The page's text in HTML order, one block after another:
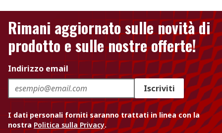
Rimani aggiornato sulle novità di
prodotto e sulle nostre offerte!
Indirizzo email
Iscriviti
I dati personali forniti saranno trattati in linea con la
nostra Politica sulla Privacy.